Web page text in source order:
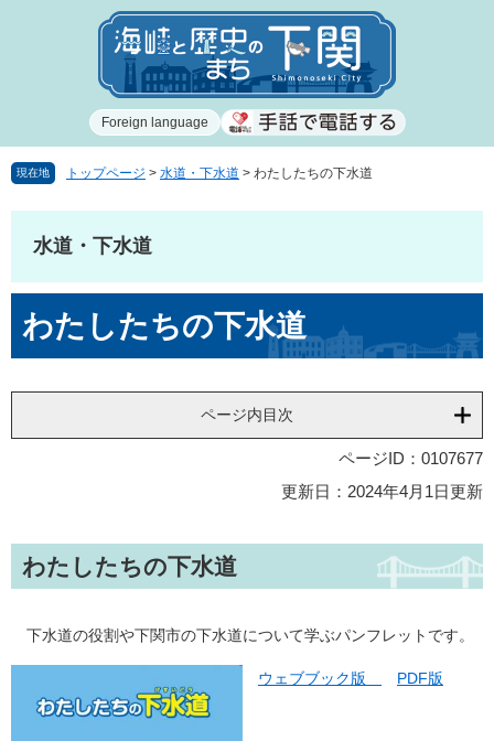
で
ば
Foreign language
現在地 トップページ > 水道・下水道 > わたしたちの下水道
水道・下水道
文わたしたちの下水道
ページ内目次
ページID：0107677
更新日：2024年4月1日更新
わたしたちの下水道
下水道の役割や下関市の下水道について学ぶパンフレットです。
ウェブブック版 PDF版